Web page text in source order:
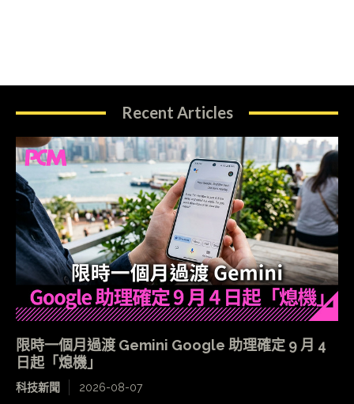
Recent Articles
限時一個月過渡 Gemini Google 助理確定 9 月 4
日起「熄機」
科技新聞 2026-08-07